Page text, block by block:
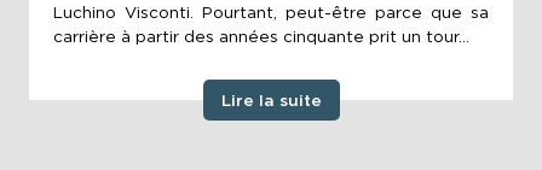
Luchino Visconti. Pourtant, peut-être parce que sa
carrière à partir des années cinquante prit un tour...
Lire la suite